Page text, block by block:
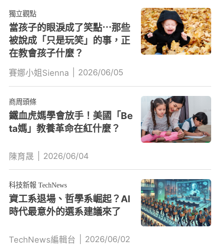
獨立觀點
當孩子的眼淚成了笑點⋯那些
被說成「只是玩笑」的事，正
在教會孩子什麼？
賽娜小姐Sienna 2026/06/05
商周頭條
鐵血虎媽學會放手！美國「Be
ta媽」教養革命在紅什麼？
陳育晟 2026/06/04
科技新報 TechNews
資工系退場、哲學系崛起？AI
時代最意外的選系建議來了
TechNews編輯台 2026/06/02